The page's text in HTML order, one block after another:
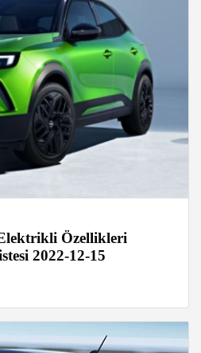
Özellikleri
2022-12-15